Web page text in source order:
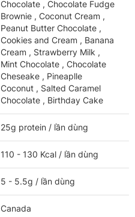
Chocolate , Chocolate Fudge
Brownie , Coconut Cream ,
Peanut Butter Chocolate ,
Cookies and Cream , Banana
Cream , Strawberry Milk ,
Mint Chocolate , Chocolate
Cheseake , Pineaplle
Coconut , Salted Caramel
Chocolate , Birthday Cake
25g protein / lần dùng
110 - 130 Kcal / lần dùng
5 - 5.5g / lần dùng
Canada